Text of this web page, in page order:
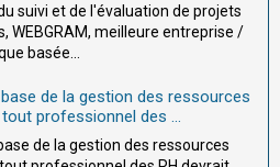
suivi et de l'évaluation de projets
WEBGRAM, meilleure entreprise /
basée...
de la gestion des ressources
professionnel des ...
de la gestion des ressources